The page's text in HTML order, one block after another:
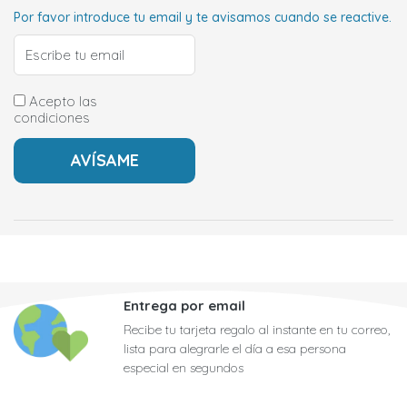
Por favor introduce tu email y te avisamos cuando se reactive.
Acepto las
condiciones
Entrega por email
Recibe tu tarjeta regalo al instante en tu correo,
lista para alegrarle el día a esa persona
especial en segundos